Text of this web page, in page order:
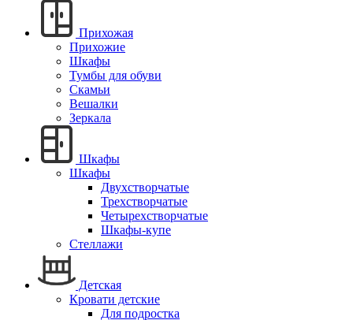
Прихожая
Прихожие
Шкафы
Тумбы для обуви
Скамьи
Вешалки
Зеркала
Шкафы
Шкафы
Двухстворчатые
Трехстворчатые
Четырехстворчатые
Шкафы-купе
Стеллажи
Детская
Кровати детские
Для подростка